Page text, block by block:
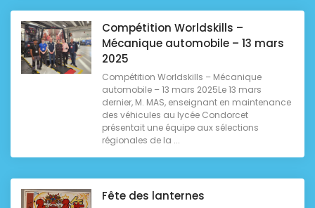
Compétition Worldskills –
Mécanique automobile – 13 mars
2025
Compétition Worldskills – Mécanique
automobile – 13 mars 2025Le 13 mars
dernier, M. MAS, enseignant en maintenance
des véhicules au lycée Condorcet
présentait une équipe aux sélections
régionales de la ...
Fête des lanternes